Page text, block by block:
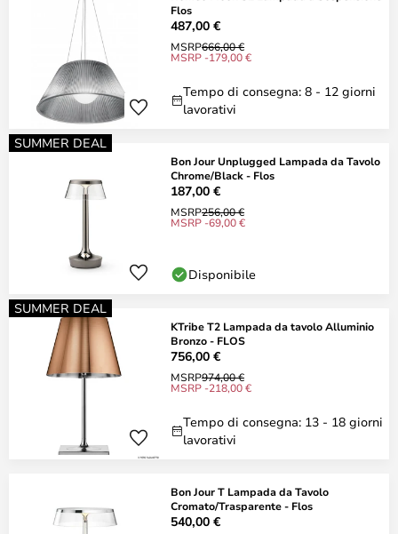
Flos
487,00 €
MSRP666,00 €
MSRP -179,00 €
Tempo di consegna: 8 - 12 giorni
lavorativi
SUMMER DEAL
Bon Jour Unplugged Lampada da Tavolo
Chrome/Black - Flos
187,00 €
MSRP256,00 €
MSRP -69,00 €
Disponibile
SUMMER DEAL
KTribe T2 Lampada da tavolo Alluminio
Bronzo - FLOS
756,00 €
MSRP974,00 €
MSRP -218,00 €
Tempo di consegna: 13 - 18 giorni
lavorativi
Bon Jour T Lampada da Tavolo
Cromato/Trasparente - Flos
540,00 €